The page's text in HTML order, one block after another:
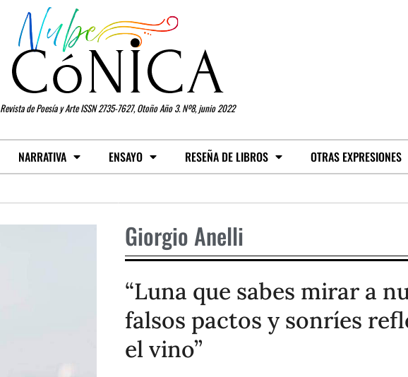
Revista de Poesía y Arte ISSN 2735-7627, Otoño Año 3. Nº8, junio 2022
NARRATIVA ENSAYO RESEÑA DE LIBROS OTRAS EXPRESIONES
Giorgio Anelli
“Luna que sabes mirar a
falsos pactos y sonríes
el vino”